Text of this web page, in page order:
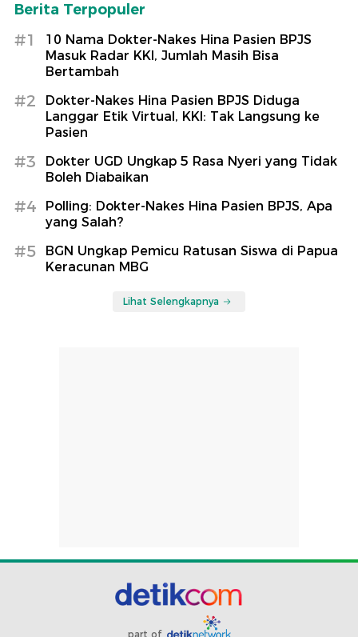
Berita Terpopuler
#1
10 Nama Dokter-Nakes Hina Pasien BPJS
Masuk Radar KKI, Jumlah Masih Bisa
Bertambah
#2
Dokter-Nakes Hina Pasien BPJS Diduga
Langgar Etik Virtual, KKI: Tak Langsung ke
Pasien
#3
Dokter UGD Ungkap 5 Rasa Nyeri yang Tidak
Boleh Diabaikan
#4
Polling: Dokter-Nakes Hina Pasien BPJS, Apa
yang Salah?
#5
BGN Ungkap Pemicu Ratusan Siswa di Papua
Keracunan MBG
Lihat Selengkapnya
part of